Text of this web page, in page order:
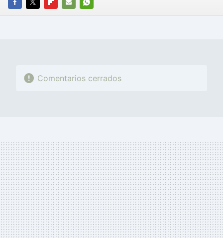
FACEBOOK
TWITTERFLIPBOARD
E-
WHATSAPP
Comentarios cerrados